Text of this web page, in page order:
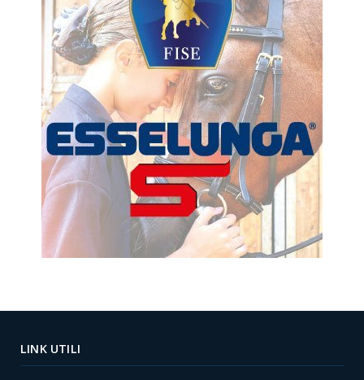
LINK UTILI